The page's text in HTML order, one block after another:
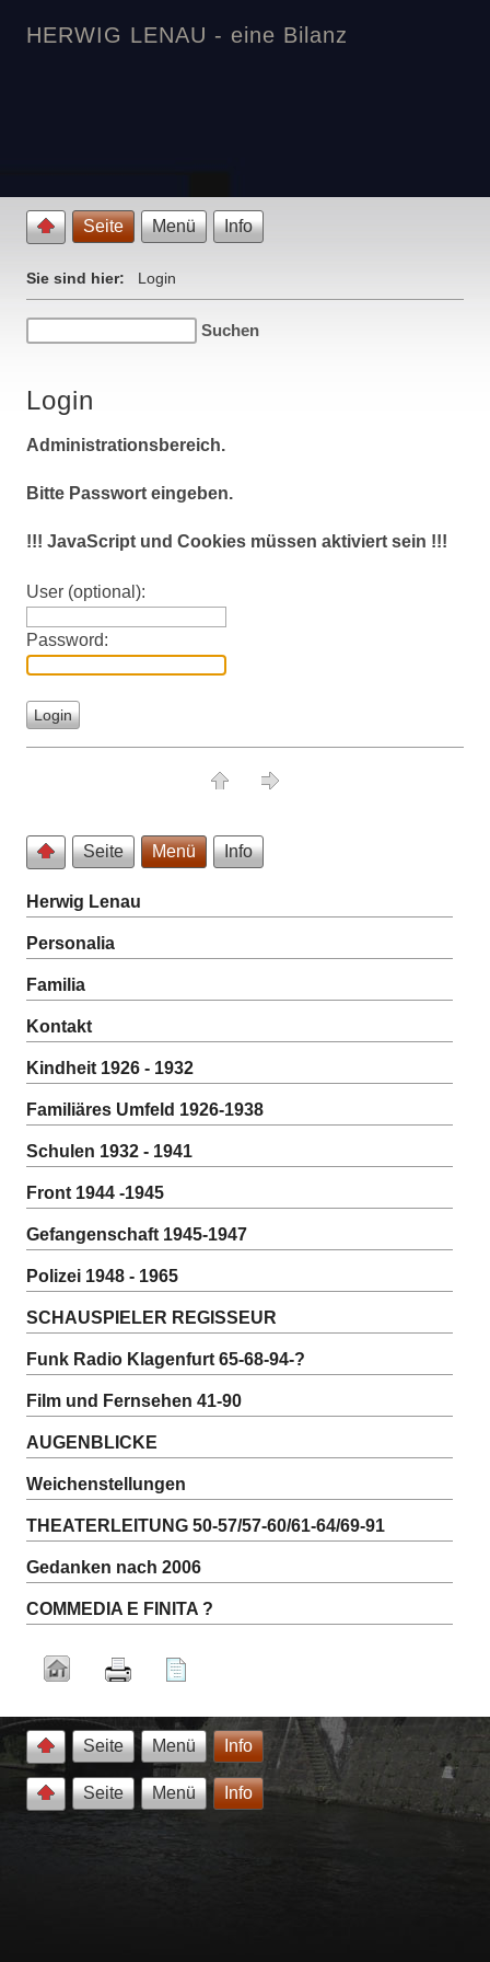
HERWIG LENAU - eine Bilanz
Seite Menü Info
Sie sind hier: Login
Login
Administrationsbereich.
Bitte Passwort eingeben.
!!! JavaScript und Cookies müssen aktiviert sein !!!
User (optional):
Password:
Seite Menü Info
Herwig Lenau
Personalia
Familia
Kontakt
Kindheit 1926 - 1932
Familiäres Umfeld 1926-1938
Schulen 1932 - 1941
Front 1944 -1945
Gefangenschaft 1945-1947
Polizei 1948 - 1965
SCHAUSPIELER REGISSEUR
Funk Radio Klagenfurt 65-68-94-?
Film und Fernsehen 41-90
AUGENBLICKE
Weichenstellungen
THEATERLEITUNG 50-57/57-60/61-64/69-91
Gedanken nach 2006
COMMEDIA E FINITA ?
Seite Menü Info
Seite Menü Info